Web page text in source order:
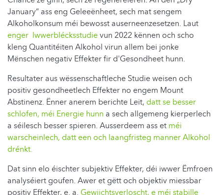
January“ ass eng Geleeënheet, sech mat sengem
Alkoholkonsum méi bewosst auserneenzesetzen. Laut
enger Iwwerblécksstudievun 2022 kënnen och scho
kleng Quantitéiten Alkohol virun allem bei jonke
Mënschen negativ Effekter fir d'Gesondheet hunn.
Resultater aus wëssenschaftleche Studie weisen och
positiv gesondheetlech Effekter no engem Mount
Abstinenz. Ënner anerem berichte Leit, datt se besser
schlofen, méi Energie hunn a sech allgemeng kierperlech
a séilesch besser spieren. Ausserdeem ass et méi
warscheinlech, datt een och laangfristeg manner Alkohol
drénkt.
Dat sinn elo éischter subjektiv Effekter, déi iwwer Ëmfroen
analyséiert goufen. Awer et gëtt och objektiv miessbar
positiv Effekter, e. a. Gewiichtsverloscht, e méi stabille